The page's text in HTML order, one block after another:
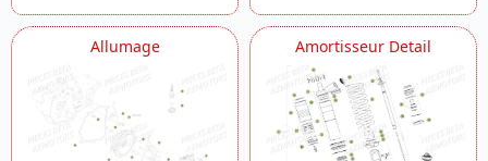
Demarrage Electrique
Echappement
Embrayage Transmission Principale
Fourche Arriere Suspension Arriere
Fourche Du No Serie 201429 A 202322
Fourche Du No Serie 202323 A 299999
Freins
Allumage Amortisseur Detail